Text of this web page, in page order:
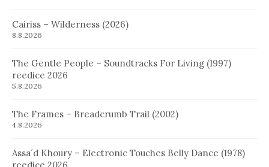
Cairiss – Wilderness (2026)
8.8.2026
The Gentle People – Soundtracks For Living (1997)
reedice 2026
5.8.2026
The Frames – Breadcrumb Trail (2002)
4.8.2026
Assa´d Khoury – Electronic Touches Belly Dance (1978)